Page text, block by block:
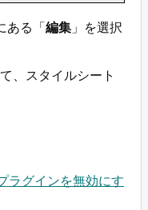
ある「 編集 」を選択
、スタイルシート
ラグインを無効にす